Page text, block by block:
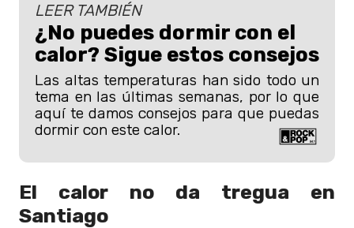
LEER TAMBIÉN
¿No puedes dormir con el
calor? Sigue estos consejos
Las altas temperaturas han sido todo un
tema en las últimas semanas, por lo que
aquí te damos consejos para que puedas
dormir con este calor.
El calor no da tregua en
Santiago